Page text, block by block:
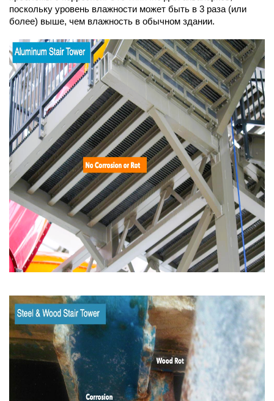
поскольку уровень влажности может быть в 3 раза (или
более) выше, чем влажность в обычном здании.